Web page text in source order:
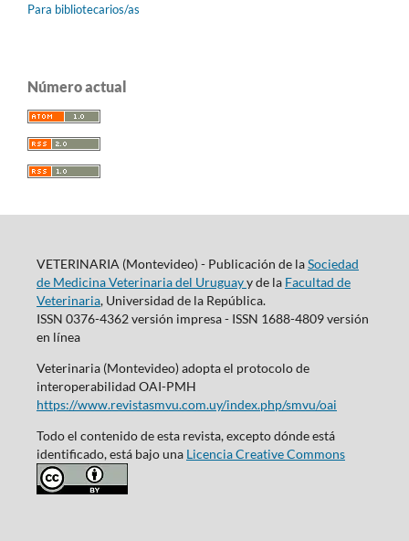
Para bibliotecarios/as
Número actual
VETERINARIA (Montevideo) - Publicación de laSociedad
de Medicina Veterinaria del Uruguayy de la Facultad de
Veterinaria, Universidad de la República.
ISSN 0376-4362 versión impresa - ISSN 1688-4809 versión
en línea
Veterinaria (Montevideo) adopta el protocolo de
interoperabilidad OAI-PMH
https://www.revistasmvu.com.uy/index.php/smvu/oai
Todo el contenido de esta revista, excepto dónde está
identificado, está bajo una Licencia Creative Commons